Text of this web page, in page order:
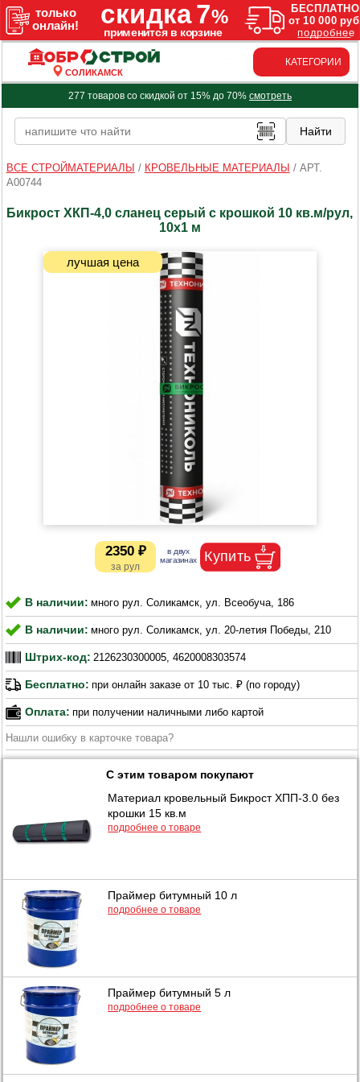
СОЛИКАМСК
КАТЕГОРИИ
277 товаров со скидкой от 15% до 70% смотреть
ВСЕ СТРОЙМАТЕРИАЛЫ / КРОВЕЛЬНЫЕ МАТЕРИАЛЫ / АРТ.
A00744
Бикрост ХКП-4,0 сланец серый с крошкой 10 кв.м/рул,
10x1 м
2350 ₽
В наличии: много рул. Соликамск, ул. Всеобуча, 186
В наличии: много рул. Соликамск, ул. 20-летия Победы, 210
Штрих-код: 2126230300005, 4620008303574
Бесплатно: при онлайн заказе от 10 тыс. ₽ (по городу)
Оплата: при получении наличными либо картой
Нашли ошибку в карточке товара?
С этим товаром покупают
Материал кровельный Бикрост ХПП-3.0 без
крошки 15 кв.м
подробнее о товаре
Праймер битумный 10 л
подробнее о товаре
Праймер битумный 5 л
подробнее о товаре